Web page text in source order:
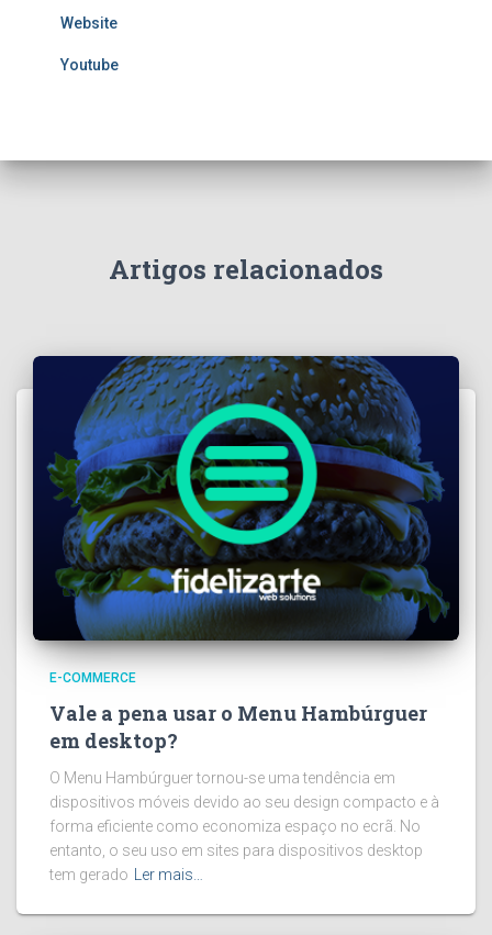
Website
Youtube
Artigos relacionados
E-COMMERCE
Vale a pena usar o Menu Hambúrguer
em desktop?
O Menu Hambúrguer tornou-se uma tendência em
dispositivos móveis devido ao seu design compacto e à
forma eficiente como economiza espaço no ecrã. No
entanto, o seu uso em sites para dispositivos desktop
tem gerado
Ler mais…